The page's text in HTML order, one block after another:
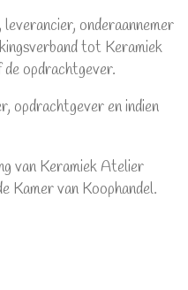
onderaannemer
tot Keramiek
opdrachtgever.
en indien
Keramiek Atelier
Kamer van Koophandel.